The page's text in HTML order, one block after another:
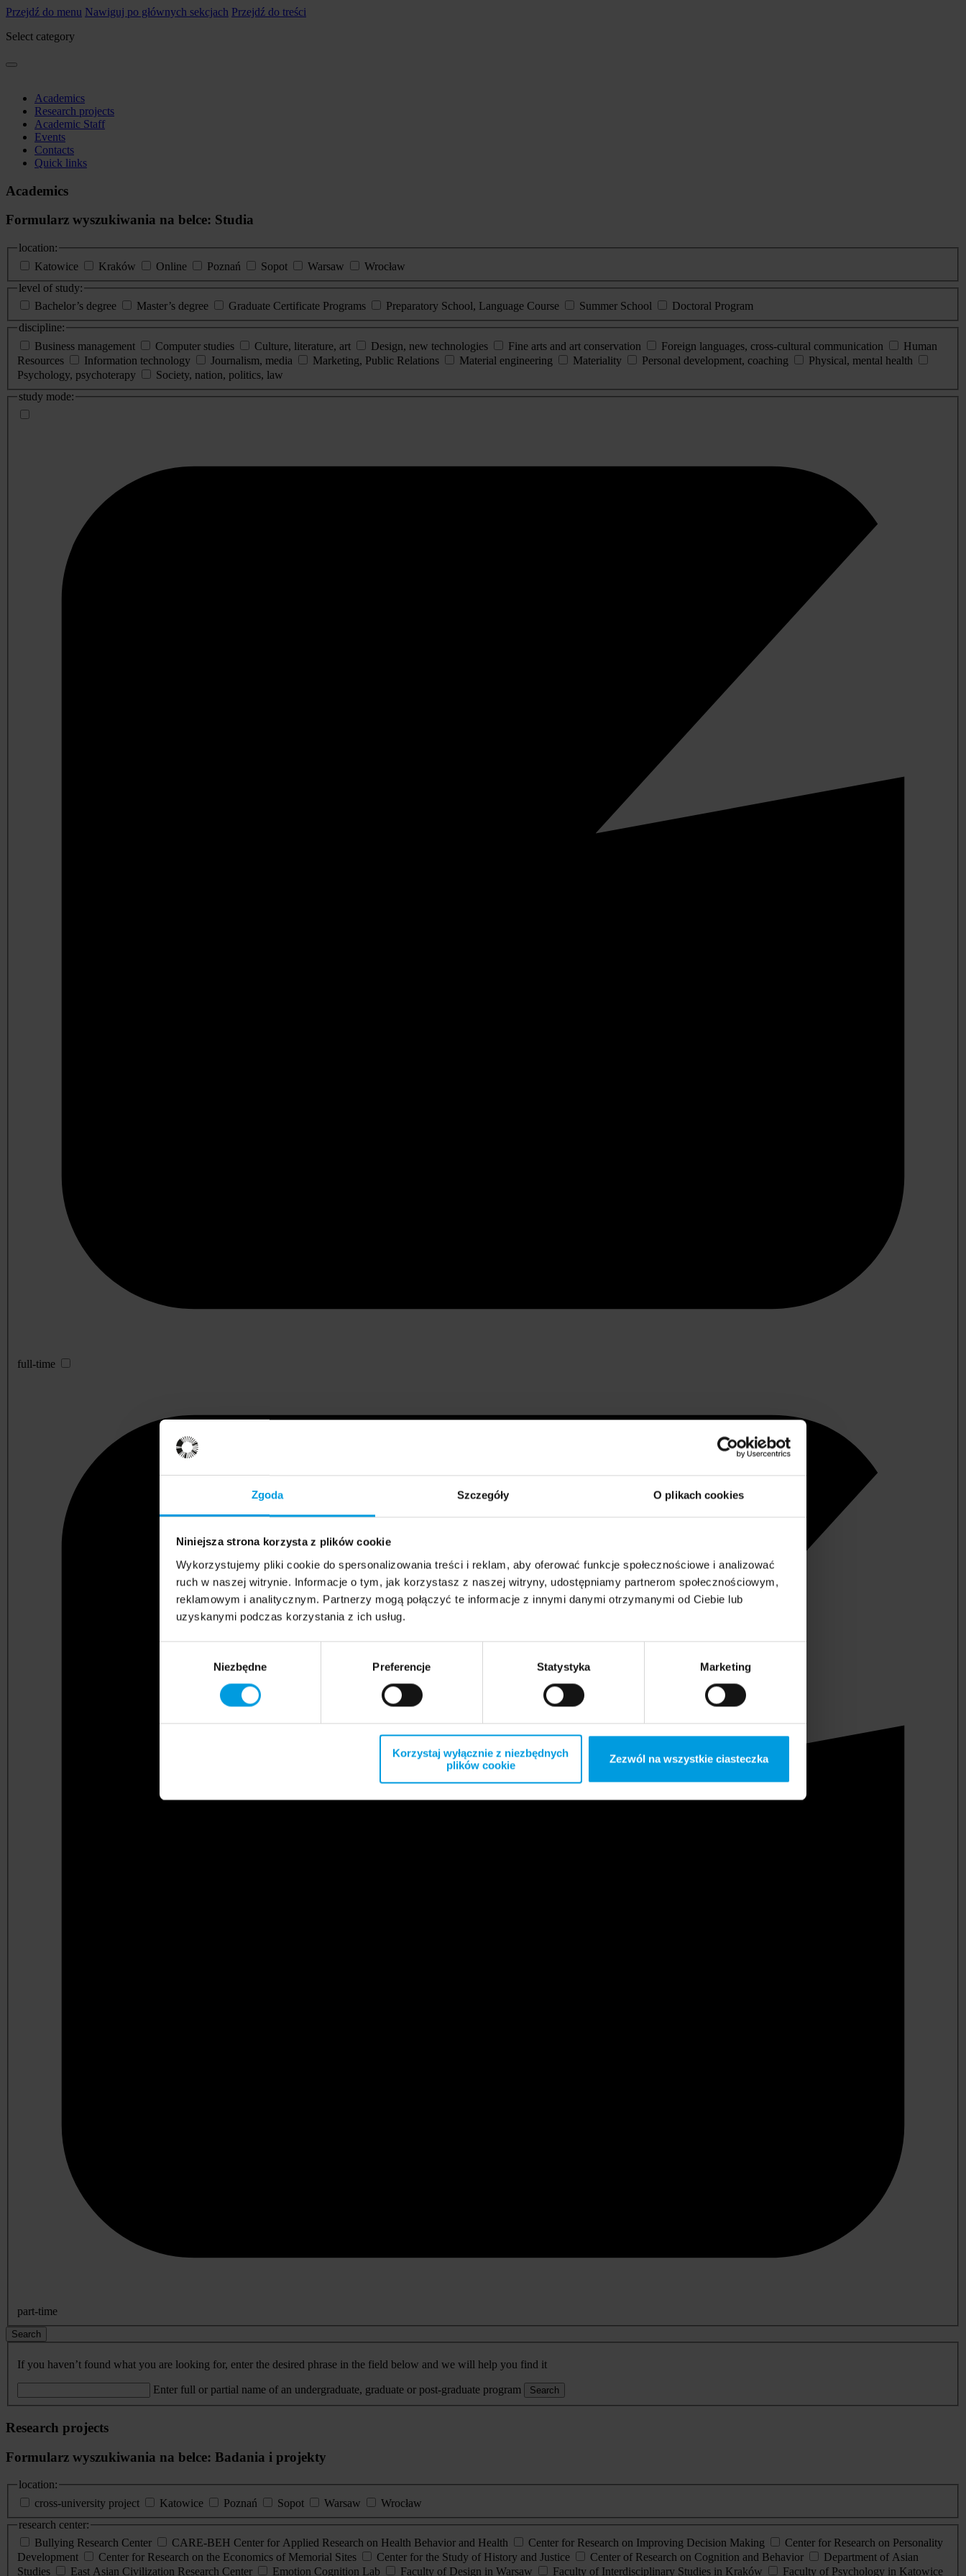
Zgoda Szczegóły O plikach cookies
Niniejsza strona korzysta z plików cookie
Wykorzystujemy pliki cookie do spersonalizowania treści i reklam, aby oferować funkcje społecznościowe i analizować
ruch w naszej witrynie. Informacje o tym, jak korzystasz z naszej witryny, udostępniamy partnerom społecznościowym,
reklamowym i analitycznym. Partnerzy mogą połączyć te informacje z innymi danymi otrzymanymi od Ciebie lub
uzyskanymi podczas korzystania z ich usług.
Niezbędne Preferencje Statystyka Marketing
Korzystaj wyłącznie z niezbędnych
plików cookie
Zezwól na wszystkie ciasteczka
Przejdź do menu Nawiguj po głównych sekcjach Przejdź do treści
Select category
Academics
Research projects
Academic Staff
Events
Contacts
Quick links
Academics
Formularz wyszukiwania na belce: Studia
location:
Katowice
Kraków Online Poznań Sopot Warsaw
Wrocław
level of study:
Bachelor’s degree
Master’s degree Graduate Certificate Programs Preparatory School, Language Course Summer School
Doctoral Program
discipline:
Business management
Computer studies Culture, literature, art Design, new technologies Fine arts and art conservation Foreign languages, cross-cultural communication
Human
Resources
Information technology Journalism, media Marketing, Public Relations Material engineering Materiality Personal development, coaching
Physical, mental health
Psychology, psychoterapy
Society, nation, politics, law
study mode:
full-time
part-time
Search
If you haven’t found what you are looking for, enter the desired phrase in the field below and we will help you find it
Enter full or partial name of an undergraduate, graduate or post-graduate program Search
Research projects
Formularz wyszukiwania na belce: Badania i projekty
location:
cross-university project
Katowice Poznań Sopot Warsaw
Wrocław
research center:
Bullying Research Center
CARE-BEH Center for Applied Research on Health Behavior and Health Center for Research on Improving Decision Making
Center for Research on Personality
Development
Center for Research on the Economics of Memorial Sites Center for the Study of History and Justice Center of Research on Cognition and Behavior
Department of Asian
Studies
East Asian Civilization Research Center Emotion Cognition Lab Faculty of Design in Warsaw Faculty of Interdisciplinary Studies in Kraków Faculty of Psychology in Katowice